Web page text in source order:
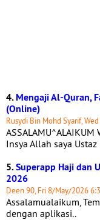
4.Mengaji Al-Quran,
(Online)
Rusydi Bin Mohd Syarif,
ASSALAMU^ALAIKUM
Insya Allah saya
5.Superapp Haji dan
2026
Deen 90, Fri 8/May/2026
Assalamualaikum,
dengan aplikasi..